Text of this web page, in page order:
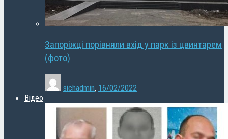
Запоріжці порівняли вхід у парк із цвинтарем
(фото)
sichadmin, 16/02/2022
Відео